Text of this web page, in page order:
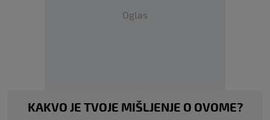
Oglas
KAKVO JE TVOJE MIŠLJENJE O OVOME?